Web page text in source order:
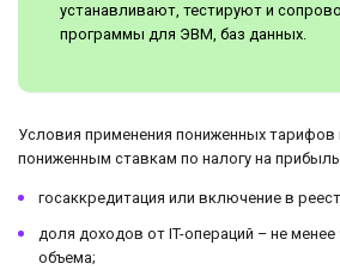
устанавливают, тестируют и
программы для ЭВМ, баз данных.
Условия применения пониженных тарифов
пониженным ставкам по налогу на
госаккредитация или включение в
доля доходов от IT-операций – не менее
объема;